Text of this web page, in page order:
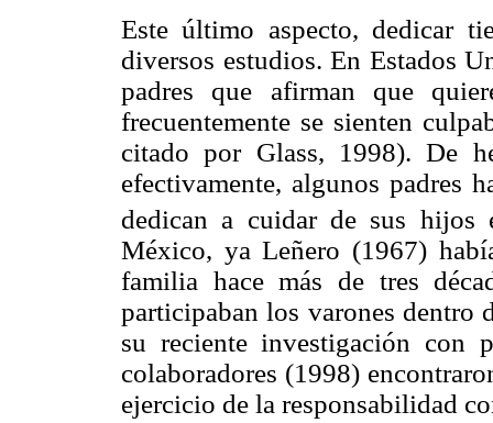
Este último aspecto, dedicar
diversos estudios. En Estados
padres que afirman que
frecuentemente se sienten
citado por Glass, 1998). De
efectivamente, algunos padres
dedican a cuidar de sus hijos
México, ya Leñero (1967)
familia hace más de tres
participaban los varones dentro
su reciente investigación con
colaboradores (1998)
ejercicio de la responsabilidad